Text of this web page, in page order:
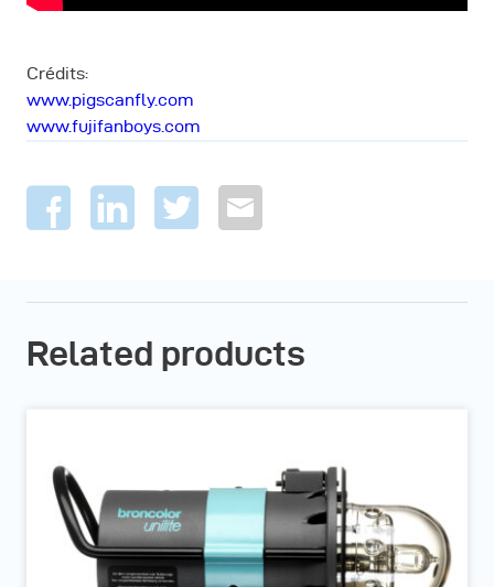
Crédits:
www.pigscanfly.com
www.fujifanboys.com
Related products